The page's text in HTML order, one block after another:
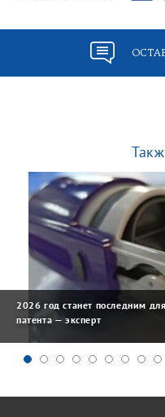
2026 год станет последним
патента — эксперт